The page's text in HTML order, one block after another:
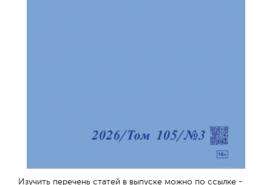
Изучить перечень статей в выпуске можно по ссылке -